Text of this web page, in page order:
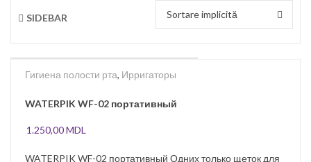
SIDEBAR Sortare implicită
Гигиена полости рта, Ирригаторы
WATERPIK WF-02 портативный
1.250,00MDL
WATERPIK WF-02 портативный Одних только щеток для